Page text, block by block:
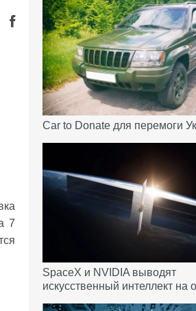
7
Car to Donate для перемоги
SpaceX и NVIDIA выводят
искусственный интеллект на